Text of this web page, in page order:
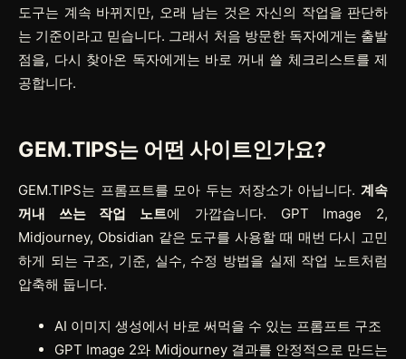
도구는 계속 바뀌지만, 오래 남는 것은 자신의 작업을 판단하
는 기준이라고 믿습니다. 그래서 처음 방문한 독자에게는 출발
점을, 다시 찾아온 독자에게는 바로 꺼내 쓸 체크리스트를 제
공합니다.
GEM.TIPS는 어떤 사이트인가요?
GEM.TIPS는 프롬프트를 모아 두는 저장소가 아닙니다. 계속
꺼내 쓰는 작업 노트에 가깝습니다. GPT Image 2,
Midjourney, Obsidian 같은 도구를 사용할 때 매번 다시 고민
하게 되는 구조, 기준, 실수, 수정 방법을 실제 작업 노트처럼
압축해 둡니다.
AI 이미지 생성에서 바로 써먹을 수 있는 프롬프트 구조
GPT Image 2와 Midjourney 결과를 안정적으로 만드는